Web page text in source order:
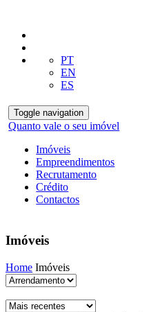
PT
EN
ES
Toggle navigation
Quanto vale o seu imóvel
Imóveis
Empreendimentos
Recrutamento
Crédito
Contactos
Imóveis
Home Imóveis